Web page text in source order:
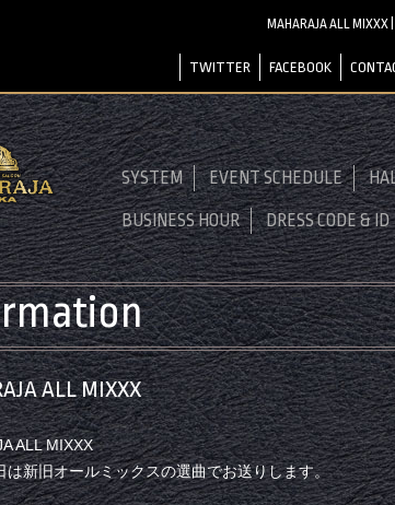
MAHARAJA ALL
TWITTER FACEBOOK
SYSTEM EVENT SCHEDULE
BUSINESS HOUR DRESS CODE & ID
ALL MIXXX
ALL MIXXX
は新旧オールミックスの選曲でお送りします。